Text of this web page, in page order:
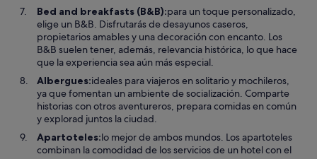
Bed and breakfasts (B&B):para un toque personalizado,
elige un B&B. Disfrutarás de desayunos caseros,
propietarios amables y una decoración con encanto. Los
B&B suelen tener, además, relevancia histórica, lo que hace
que la experiencia sea aún más especial.
Albergues:ideales para viajeros en solitario y mochileros,
ya que fomentan un ambiente de socialización. Comparte
historias con otros aventureros, prepara comidas en común
y explorad juntos la ciudad.
Apartoteles:lo mejor de ambos mundos. Los apartoteles
combinan la comodidad de los servicios de un hotel con el